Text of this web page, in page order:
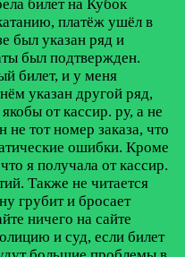
билет на Кубок
платёж ушёл в
был указан ряд и
был подтвержден.
билет, и у меня
указан другой ряд,
от кассир. ру, а не
не тот номер заказа, что
ошибки. Кроме
я получала от кассир.
Также не читается
грубит и бросает
ничего на сайте
и суд, если билет